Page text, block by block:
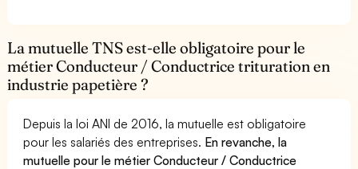
La mutuelle TNS est-elle obligatoire pour le
métier Conducteur / Conductrice trituration en
industrie papetière ?
Depuis la loi ANI de 2016, la mutuelle est obligatoire
pour les salariés des entreprises. En revanche, la
mutuelle pour le métier Conducteur / Conductrice